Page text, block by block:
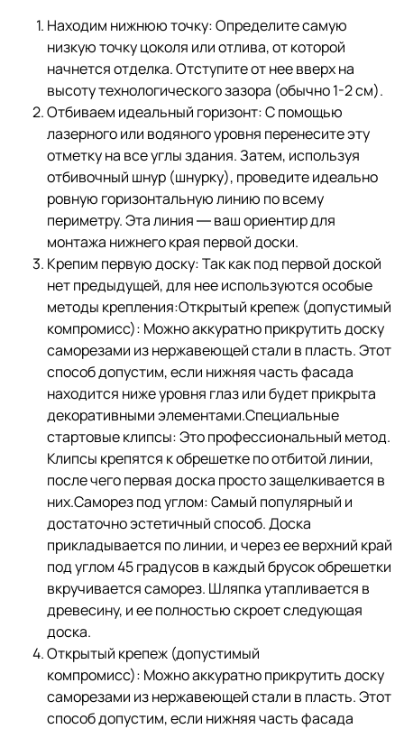
Находим нижнюю точку: Определите самую
низкую точку цоколя или отлива, от которой
начнется отделка. Отступите от нее вверх на
высоту технологического зазора (обычно 1-2 см).
Отбиваем идеальный горизонт: С помощью
лазерного или водяного уровня перенесите эту
отметку на все углы здания. Затем, используя
отбивочный шнур (шнурку), проведите идеально
ровную горизонтальную линию по всему
периметру. Эта линия — ваш ориентир для
монтажа нижнего края первой доски.
Крепим первую доску: Так как под первой доской
нет предыдущей, для нее используются особые
методы крепления:Открытый крепеж (допустимый
компромисс): Можно аккуратно прикрутить доску
саморезами из нержавеющей стали в пласть. Этот
способ допустим, если нижняя часть фасада
находится ниже уровня глаз или будет прикрыта
декоративными элементами.Специальные
стартовые клипсы: Это профессиональный метод.
Клипсы крепятся к обрешетке по отбитой линии,
после чего первая доска просто защелкивается в
них.Саморез под углом: Самый популярный и
достаточно эстетичный способ. Доска
прикладывается по линии, и через ее верхний край
под углом 45 градусов в каждый брусок обрешетки
вкручивается саморез. Шляпка утапливается в
древесину, и ее полностью скроет следующая
доска.
Открытый крепеж (допустимый
компромисс): Можно аккуратно прикрутить доску
саморезами из нержавеющей стали в пласть. Этот
способ допустим, если нижняя часть фасада